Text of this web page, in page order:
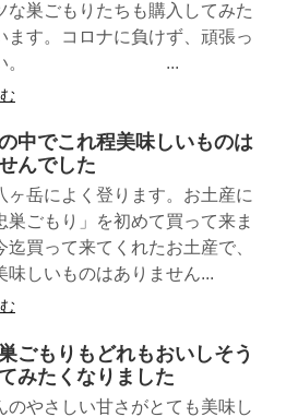
な巣ごもりたちも購入してみた
ます。コロナに負けず、頑張っ
さい。 ...
中でこれ程美味しいものは
んでした
ヶ岳によく登ります。お土産に
巣ごもり」を初めて買って来ま
迄買って来てくれたお土産で、
味しいものはありません...
ごもりもどれもおいしそう
みたくなりました
のやさしい甘さがとても美味し